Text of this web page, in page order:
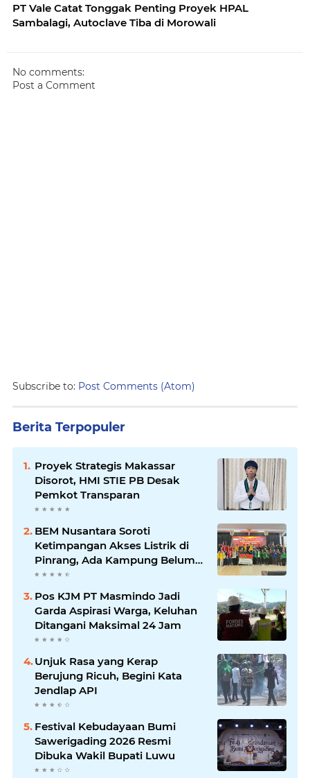
PT Vale Catat Tonggak Penting Proyek HPAL
Sambalagi, Autoclave Tiba di Morowali
No comments:
Post a Comment
Subscribe to: Post Comments (Atom)
Berita Terpopuler
Proyek Strategis Makassar
Disorot, HMI STIE PB Desak
Pemkot Transparan
BEM Nusantara Soroti
Ketimpangan Akses Listrik di
Pinrang, Ada Kampung Belum
Terlayani
Pos KJM PT Masmindo Jadi
Garda Aspirasi Warga, Keluhan
Ditangani Maksimal 24 Jam
Unjuk Rasa yang Kerap
Berujung Ricuh, Begini Kata
Jendlap API
Festival Kebudayaan Bumi
Sawerigading 2026 Resmi
Dibuka Wakil Bupati Luwu